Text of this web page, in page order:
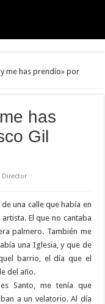
me has prendío» por
has
Gil
Director
una calle que había en
El que no cantaba
palmero. También me
una Iglesia, y que de
barrio, el día que el
del año.
Santo, me tenía que
a un velatorio. Al día